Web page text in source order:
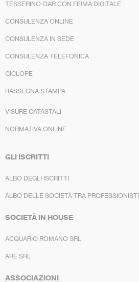
TESSERINO OAR CON FIRMA DIGITALE
CONSULENZA ONLINE
CONSULENZA IN SEDE
CONSULENZA TELEFONICA
CICLOPE
RASSEGNA STAMPA
VISURE CATASTALI
NORMATIVA ONLINE
GLI ISCRITTI
ALBO DEGLI ISCRITTI
ALBO DELLE SOCIETÀ TRA PROFESSIONISTI
SOCIETÀ IN HOUSE
ACQUARIO ROMANO SRL
ARE SRL
ASSOCIAZIONI